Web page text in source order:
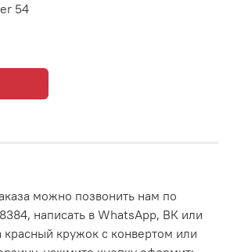
54
можно позвонить нам по
написать в WhatsApp, ВК или
кружок с конвертом или